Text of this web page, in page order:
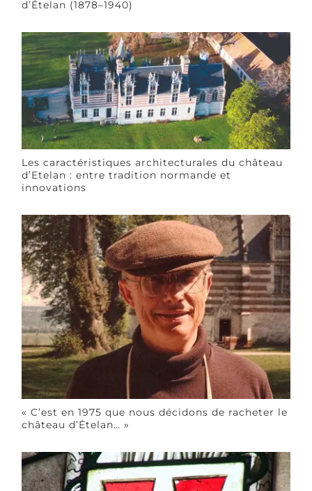
d’Ételan (1878–1940)
Les caractéristiques architecturales du château
d’Etelan : entre tradition normande et
innovations
« C’est en 1975 que nous décidons de racheter le
château d’Ételan… »